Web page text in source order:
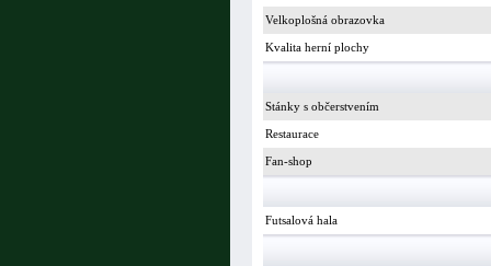
Velkoplošná obrazovka
Kvalita herní plochy
Stánky s občerstvením
Restaurace
Fan-shop
Futsalová hala